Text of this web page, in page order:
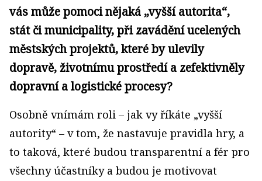
vás může pomoci nějaká „vyšší autorita“,
stát či municipality, při zavádění ucelených
městských projektů, které by ulevily
dopravě, životnímu prostředí a zefektivněly
dopravní a logistické procesy?
Osobně vnímám roli – jak vy říkáte „vyšší
autority“ – v tom, že nastavuje pravidla hry, a
to taková, které budou transparentní a fér pro
všechny účastníky a budou je motivovat